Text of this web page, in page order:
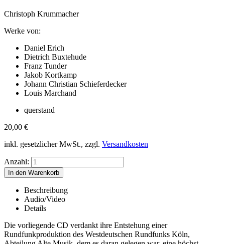
Christoph Krummacher
Werke von:
Daniel Erich
Dietrich Buxtehude
Franz Tunder
Jakob Kortkamp
Johann Christian Schieferdecker
Louis Marchand
querstand
20,00 €
inkl. gesetzlicher MwSt., zzgl. Versandkosten
Anzahl:
Beschreibung
Audio/Video
Details
Die vorliegende CD verdankt ihre Entstehung einer
Rundfunkproduktion des Westdeutschen Rundfunks Köln,